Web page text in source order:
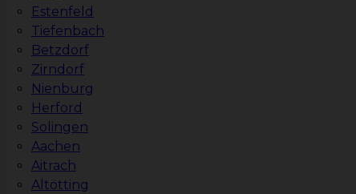
Estenfeld
Tiefenbach
Betzdorf
Zirndorf
Nienburg
Herford
Solingen
Aachen
Aitrach
Altötting